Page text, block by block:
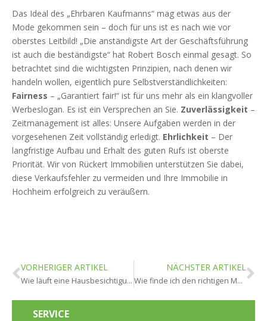
Das Ideal des „Ehrbaren Kaufmanns“ mag etwas aus der
Mode gekommen sein – doch für uns ist es nach wie vor
oberstes Leitbild! „Die anständigste Art der Geschäftsführung
ist auch die beständigste“ hat Robert Bosch einmal gesagt. So
betrachtet sind die wichtigsten Prinzipien, nach denen wir
handeln wollen, eigentlich pure Selbstverständlichkeiten:
Fairness – „Garantiert fair!“ ist für uns mehr als ein klangvoller
Werbeslogan. Es ist ein Versprechen an Sie. Zuverlässigkeit –
Zeitmanagement ist alles: Unsere Aufgaben werden in der
vorgesehenen Zeit vollständig erledigt. Ehrlichkeit – Der
langfristige Aufbau und Erhalt des guten Rufs ist oberste
Priorität. Wir von Rückert Immobilien unterstützen Sie dabei,
diese Verkaufsfehler zu vermeiden und Ihre Immobilie in
Hochheim erfolgreich zu veräußern.
VORHERIGER ARTIKEL
Wie läuft eine Hausbesichtigung in Hochheim ab?
NÄCHSTER ARTIKEL
Wie finde ich den richtigen Makler in Hochheim?
SERVICE